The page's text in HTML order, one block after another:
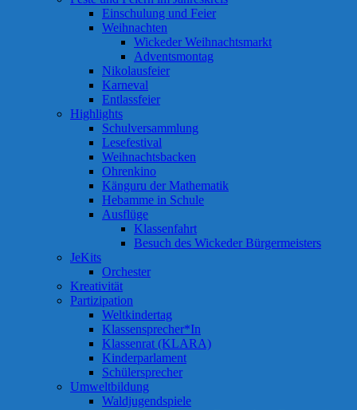
Einschulung und Feier
Weihnachten
Wickeder Weihnachtsmarkt
Adventsmontag
Nikolausfeier
Karneval
Entlassfeier
Highlights
Schulversammlung
Lesefestival
Weihnachtsbacken
Ohrenkino
Känguru der Mathematik
Hebamme in Schule
Ausflüge
Klassenfahrt
Besuch des Wickeder Bürgermeisters
JeKits
Orchester
Kreativität
Partizipation
Weltkindertag
Klassensprecher*In
Klassenrat (KLARA)
Kinderparlament
Schülersprecher
Umweltbildung
Waldjugendspiele